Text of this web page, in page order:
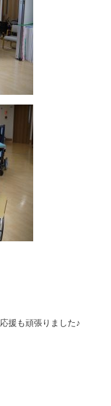
応援も頑張りました♪